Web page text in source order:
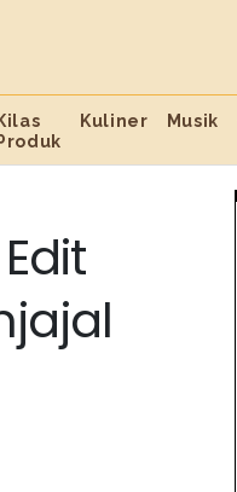
Kilas
Produk
Kuliner Musik